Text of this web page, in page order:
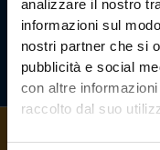
analizzare il nostro
informazioni sul
nostri partner che si
pubblicità e social
con altre
raccolto dal suo